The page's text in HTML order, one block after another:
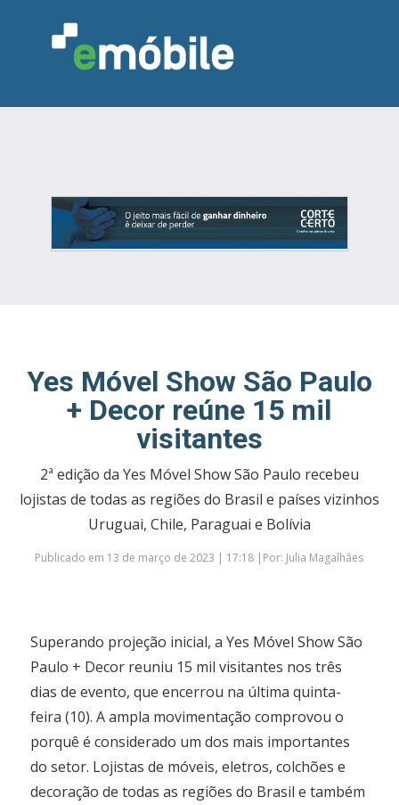
INDÚSTRIA MARCENARIA
DESIGN & DECORAÇÃO
INDICADORES
FEIRAS NOTÍCIAS
Yes Móvel Show São Paulo
+ Decor reúne 15 mil
visitantes
2ª edição da Yes Móvel Show São Paulo recebeu
lojistas de todas as regiões do Brasil e países vizinhos
Uruguai, Chile, Paraguai e Bolívia
Publicado em 13 de março de 2023 | 17:18 |Por: Julia Magalhães
Superando projeção inicial, a Yes Móvel Show São
Paulo + Decor reuniu 15 mil visitantes nos três
dias de evento, que encerrou na última quinta-
feira (10). A ampla movimentação comprovou o
porquê é considerado um dos mais importantes
do setor. Lojistas de móveis, eletros, colchões e
decoração de todas as regiões do Brasil e também